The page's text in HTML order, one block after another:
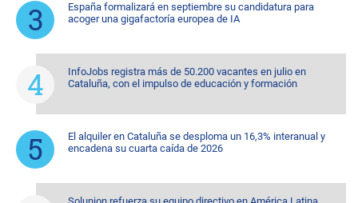
España formalizará en septiembre su candidatura para
acoger una gigafactoría europea de IA
InfoJobs registra más de 50.200 vacantes en julio en
Cataluña, con el impulso de educación y formación
El alquiler en Cataluña se desploma un 16,3% interanual y
encadena su cuarta caída de 2026